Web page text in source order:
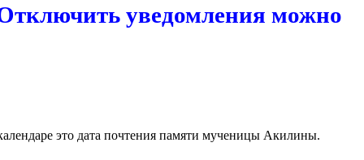
уведомления можно
это дата почтения памяти мученицы Акилины.